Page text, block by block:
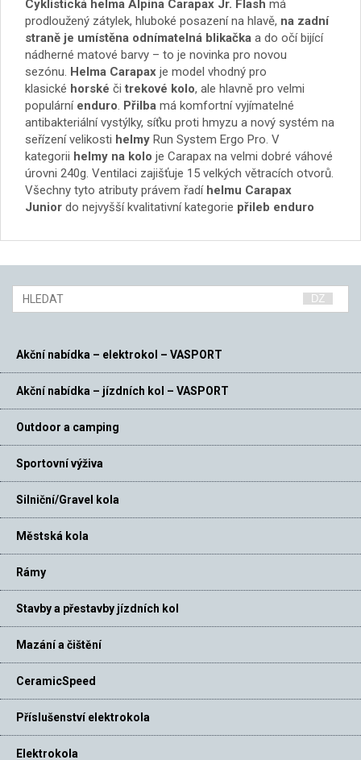
Cyklistická helma Alpina Carapax Jr. Flash má
prodloužený zátylek, hluboké posazení na hlavě, na zadní
straně je umístěna odnímatelná blikačka a do očí bijící
nádherné matové barvy – to je novinka pro novou
sezónu. Helma Carapax je model vhodný pro
klasické horské čitrekové kolo, ale hlavně pro velmi
populární enduro. Přilba má komfortní vyjímatelné
antibakteriální vystýlky, síťku proti hmyzu a nový systém na
seřízení velikosti helmy Run System Ergo Pro. V
kategorii helmy na kolo je Carapax na velmi dobré váhové
úrovni 240g. Ventilaci zajišťuje 15 velkých větracích otvorů.
Všechny tyto atributy právem řadí helmu Carapax
Junior do nejvyšší kvalitativní kategorie přileb enduro
Akční nabídka – elektrokol – VASPORT
Akční nabídka – jízdních kol – VASPORT
Outdoor a camping
Sportovní výživa
Silniční/Gravel kola
Městská kola
Rámy
Stavby a přestavby jízdních kol
Mazání a čištění
CeramicSpeed
Příslušenství elektrokola
Elektrokola